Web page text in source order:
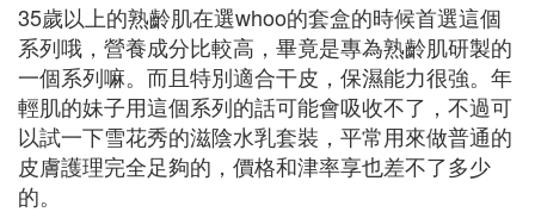
35歲以上的熟齡肌在選whoo的套盒的時候首選這個
系列哦，營養成分比較高，畢竟是專為熟齡肌研製的
一個系列嘛。而且特別適合干皮，保濕能力很強。年
輕肌的妹子用這個系列的話可能會吸收不了，不過可
以試一下雪花秀的滋陰水乳套裝，平常用來做普通的
皮膚護理完全足夠的，價格和津率享也差不了多少
的。